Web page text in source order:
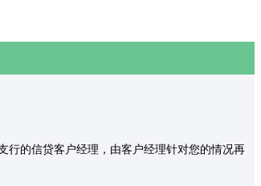
的信贷客户经理，由客户经理针对您的情况再